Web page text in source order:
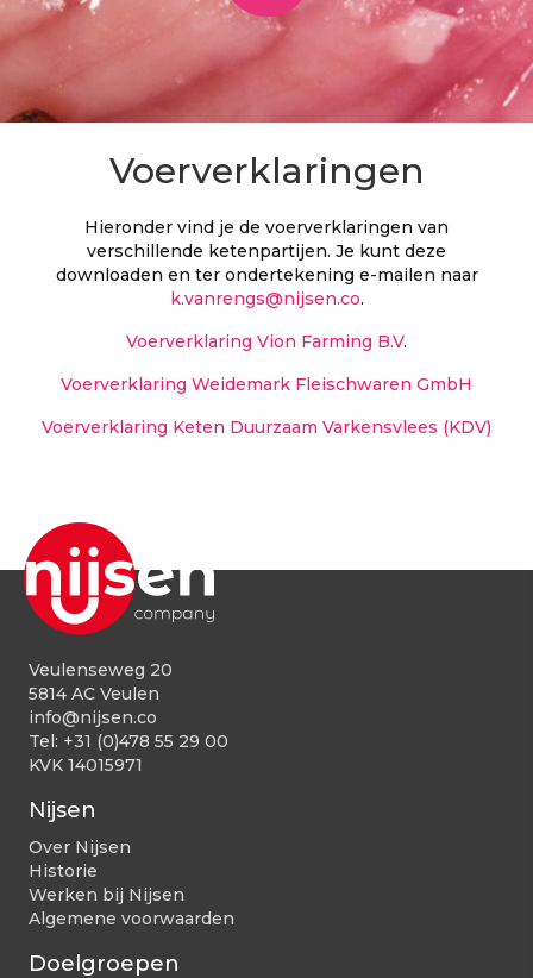
Voerverklaringen
Hieronder vind je de voerverklaringen van
verschillende ketenpartijen. Je kunt deze
downloaden en ter ondertekening e-mailen naar
k.vanrengs@nijsen.co.
Voerverklaring Vion Farming B.V.
Voerverklaring Weidemark Fleischwaren GmbH
Voerverklaring Keten Duurzaam Varkensvlees (KDV)
Veulenseweg 20
5814 AC Veulen
info@nijsen.co
Tel: +31 (0)478 55 29 00
KVK 14015971
Nijsen
Over Nijsen
Historie
Werken bij Nijsen
Algemene voorwaarden
Doelgroepen